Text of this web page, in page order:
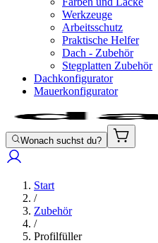
Werkzeuge
Arbeitsschutz
Praktische Helfer
Dach - Zubehör
Stegplatten Zubehör
Dachkonfigurator
Mauerkonfigurator
Wonach suchst du?
Start
/
Zubehör
/
Profilfüller